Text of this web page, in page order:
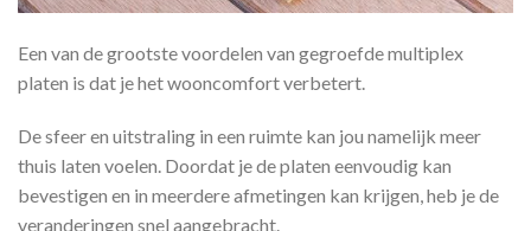
Een van de grootste voordelen van gegroefde multiplex
platen is dat je het wooncomfort verbetert.
De sfeer en uitstraling in een ruimte kan jou namelijk meer
thuis laten voelen. Doordat je de platen eenvoudig kan
bevestigen en in meerdere afmetingen kan krijgen, heb je de
veranderingen snel aangebracht.